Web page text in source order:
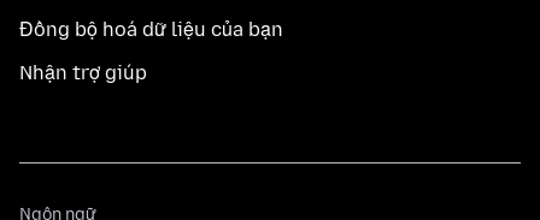
Đồng bộ hoá dữ liệu của bạn
Nhận trợ giúp
Ngôn ngữ